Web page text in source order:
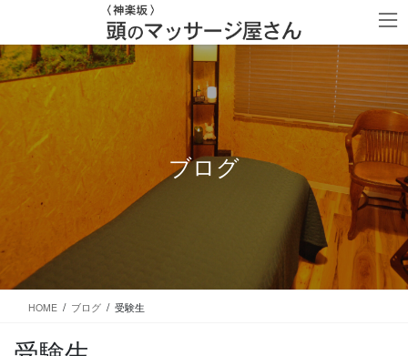
テ
ン
ツ
に
ゲ
ー
シ
ョ
ブログ
HOME ブログ 受験生